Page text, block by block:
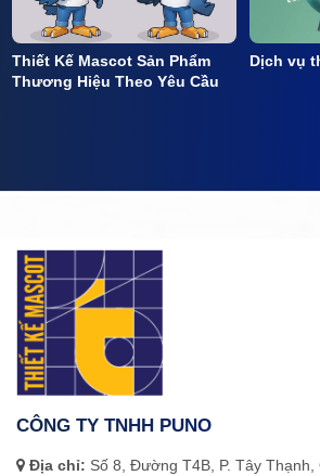
Thiết Kế Mascot Sản Phẩm
Thương Hiệu Theo Yêu Cầu
Dịch vụ
CÔNG TY TNHH PUNO
Địa chỉ: Số 8, Đường T4B, P. Tây Thạnh,